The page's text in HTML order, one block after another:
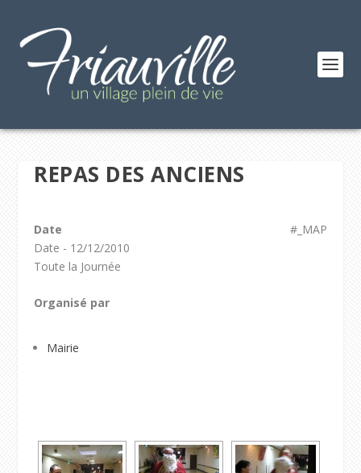
REPAS DES ANCIENS
#_MAP
Date
Date - 12/12/2010
Toute la Journée
Organisé par
Mairie